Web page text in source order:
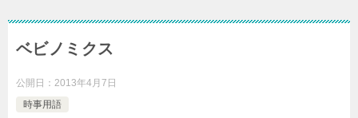
ベビノミクス
公開日： 2013年4月7日
時事用語